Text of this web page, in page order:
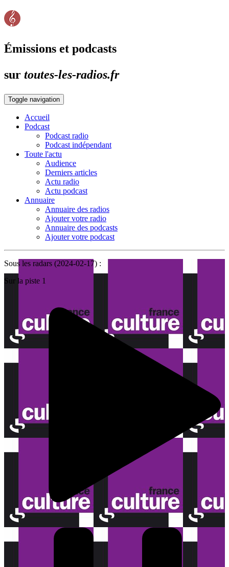
Émissions et podcasts
sur toutes-les-radios.fr
Toggle navigation
Accueil
Podcast
Podcast radio
Podcast indépendant
Toute l'actu
Audience
Derniers articles
Actu radio
Actu podcast
Annuaire
Annuaire des radios
Ajouter votre radio
Annuaire des podcasts
Ajouter votre podcast
Sous les radars (2024-02-17) :
Sur la piste 1